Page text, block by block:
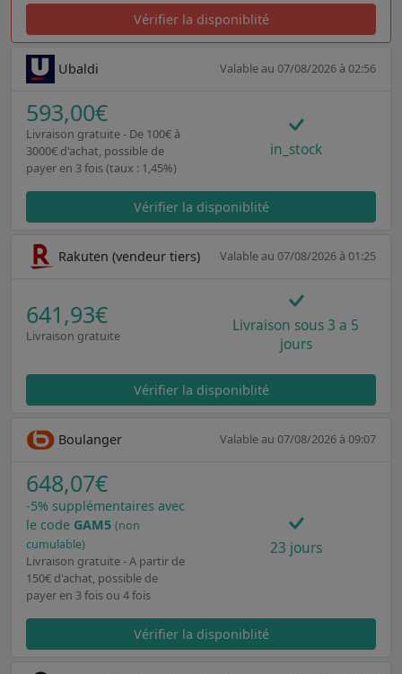
Vérifier la disponiblité
Ubaldi Valable au 07/08/2026 à 02:56
593,00€
Livraison gratuite - De 100€ à
3000€ d'achat, possible de
payer en 3 fois (taux : 1,45%)
in_stock
Vérifier la disponiblité
Rakuten (vendeur tiers) Valable au 07/08/2026 à 01:25
641,93€
Livraison gratuite
Livraison sous 3 a 5
jours
Vérifier la disponiblité
Boulanger Valable au 07/08/2026 à 09:07
648,07€
-5% supplémentaires avec
le code GAM5 (non
cumulable)
Livraison gratuite - A partir de
150€ d'achat, possible de
payer en 3 fois ou 4 fois
23 jours
Vérifier la disponiblité